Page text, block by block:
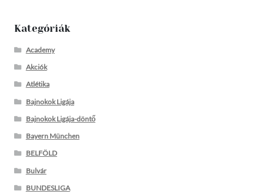
Kategóriák
Academy
Akciók
Atlétika
Bajnokok Ligája
Bajnokok Ligája-döntő
Bayern München
BELFÖLD
Bulvár
BUNDESLIGA